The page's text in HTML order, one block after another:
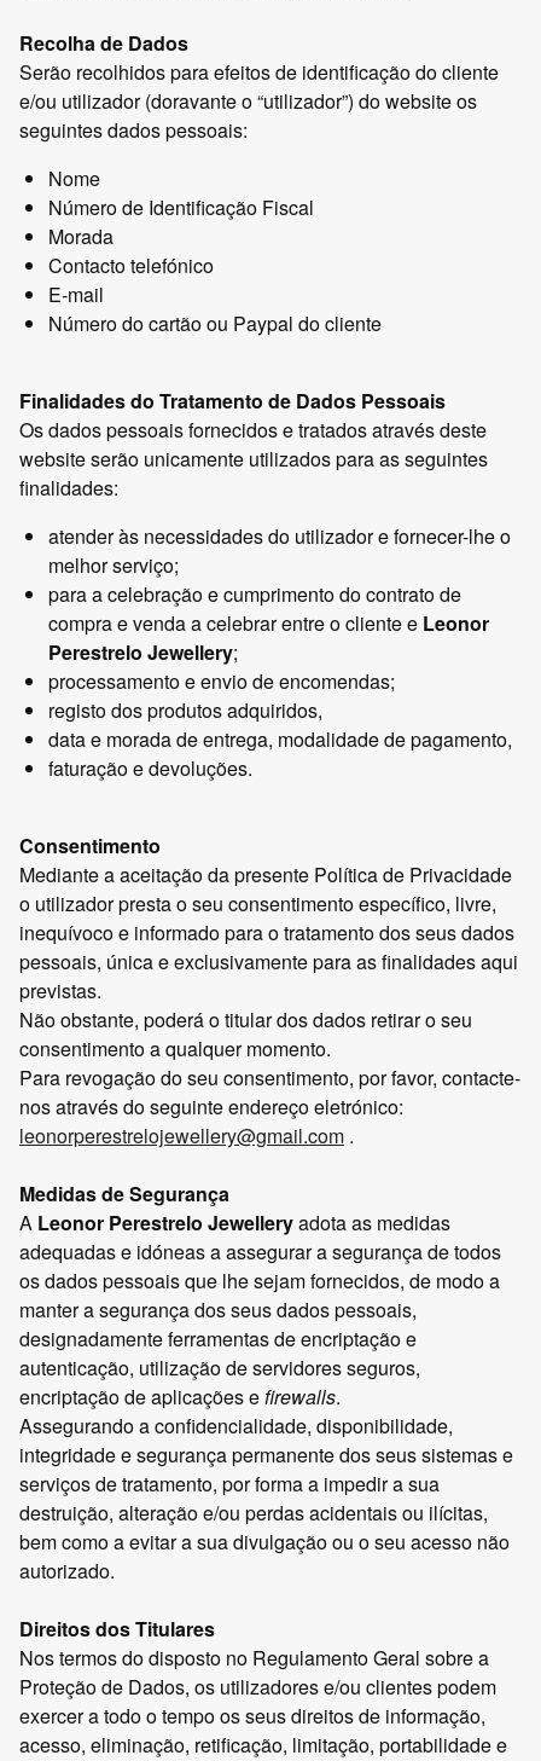
Recolha de Dados
Serão recolhidos para efeitos de identificação do cliente
e/ou utilizador (doravante o “utilizador”) do website os
seguintes dados pessoais:
Nome
Número de Identificação Fiscal
Morada
Contacto telefónico
E-mail
Número do cartão ou Paypal do cliente
Finalidades do Tratamento de Dados Pessoais
Os dados pessoais fornecidos e tratados através deste
website serão unicamente utilizados para as seguintes
finalidades:
atender às necessidades do utilizador e fornecer-lhe o
melhor serviço;
para a celebração e cumprimento do contrato de
compra e venda a celebrar entre o cliente e Leonor
Perestrelo Jewellery;
processamento e envio de encomendas;
registo dos produtos adquiridos,
data e morada de entrega, modalidade de pagamento,
faturação e devoluções.
Consentimento
Mediante a aceitação da presente Política de Privacidade
o utilizador presta o seu consentimento específico, livre,
inequívoco e informado para o tratamento dos seus dados
pessoais, única e exclusivamente para as finalidades aqui
previstas.
Não obstante, poderá o titular dos dados retirar o seu
consentimento a qualquer momento.
Para revogação do seu consentimento, por favor, contacte-
nos através do seguinte endereço eletrónico:
leonorperestrelojewellery@gmail.com .
Medidas de Segurança
A Leonor Perestrelo Jewelleryadota as medidas
adequadas e idóneas a assegurar a segurança de todos
os dados pessoais que lhe sejam fornecidos, de modo a
manter a segurança dos seus dados pessoais,
designadamente ferramentas de encriptação e
autenticação, utilização de servidores seguros,
encriptação de aplicações e firewalls.
Assegurando a confidencialidade, disponibilidade,
integridade e segurança permanente dos seus sistemas e
serviços de tratamento, por forma a impedir a sua
destruição, alteração e/ou perdas acidentais ou ilícitas,
bem como a evitar a sua divulgação ou o seu acesso não
autorizado.
Direitos dos Titulares
Nos termos do disposto no Regulamento Geral sobre a
Proteção de Dados, os utilizadores e/ou clientes podem
exercer a todo o tempo os seus direitos de informação,
acesso, eliminação, retificação, limitação, portabilidade e